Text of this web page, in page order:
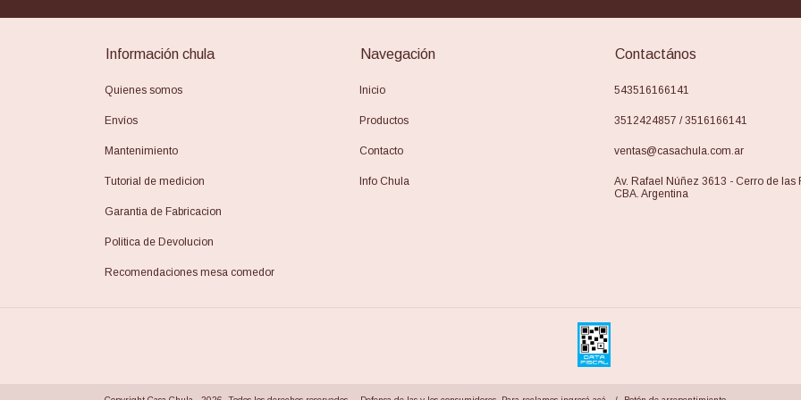
Información chula
Quienes somos
Envíos
Mantenimiento
Tutorial de medicion
Garantia de Fabricacion
Politica de Devolucion
Recomendaciones mesa comedor
Navegación
Inicio
Productos
Contacto
Info Chula
Contactános
543516166141
3512424857 / 3516166141
ventas@casachula.com.ar
Av. Rafael Núñez 3613 - Cerro de las
CBA. Argentina